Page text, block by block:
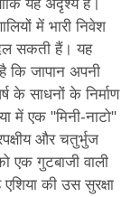
यह अदृश्य है।
में भारी निवेश
सकती हैं। यह
कि जापान अपनी
के साधनों के निर्माण
में एक "मिनी-नाटो"
और चतुर्भुज
एक गुटबाजी वाली
की उस सुरक्षा